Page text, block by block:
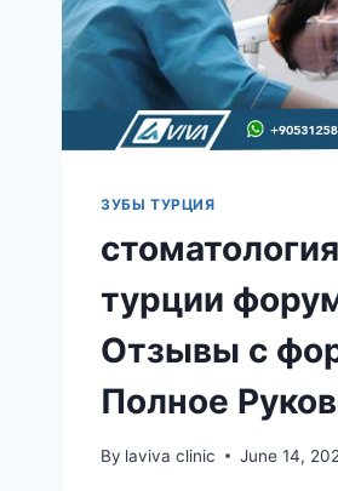
ЗУБЫ ТУРЦИЯ
турции
Отзывы с
Полное
By laviva clinic June 14,